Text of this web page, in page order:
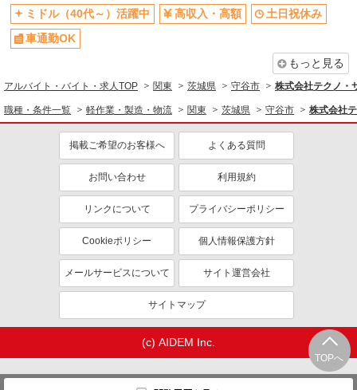
TOPへ
ミドル（40代～）活躍中
高収入・高額
土日祝休み
車通勤OK
もっと見る
アルバイト・バイト・求人TOP 関東 茨城県 守谷市 株式会社テクノ・
職種・条件一覧 軽作業・製造・物流 関東 茨城県 守谷市 株式会社
掲載ご希望のお客様へ よくある質問
お問い合わせ 利用規約
リンクについて プライバシーポリシー
Cookieポリシー 個人情報保護方針
メールサービスについて サイト運営会社
サイトマップ
(c) AIDEM Inc.